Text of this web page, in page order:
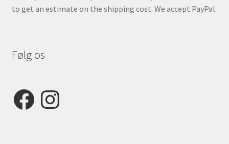
to get an estimate on the shipping cost. We accept PayPal.
Følg os
FacebookInstagram